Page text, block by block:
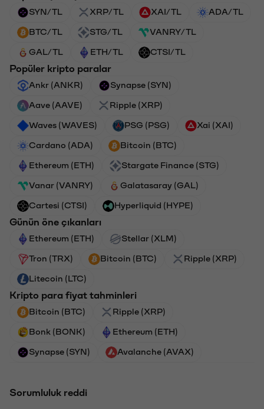
SYN/TL XRP/TL XAI/TL ADA/TL
BTC/TL STG/TL VANRY/TL
GAL/TL ETH/TL CTSI/TL
Popüler kripto paralar
Ankr (ANKR) Synapse (SYN)
Aave (AAVE) Ripple (XRP)
Waves (WAVES) PSG (PSG) Xai (XAI)
Cardano (ADA) Bitcoin (BTC)
Ethereum (ETH) Stargate Finance (STG)
Vanar (VANRY) Galatasaray (GAL)
Cartesi (CTSI) Hyperliquid (HYPE)
Günün öne çıkanları
Ethereum (ETH) Stellar (XLM)
Tron (TRX) Bitcoin (BTC) Ripple (XRP)
Litecoin (LTC)
Kripto para fiyat tahminleri
Bitcoin (BTC) Ripple (XRP)
Bonk (BONK) Ethereum (ETH)
Synapse (SYN) Avalanche (AVAX)
Sorumluluk reddi